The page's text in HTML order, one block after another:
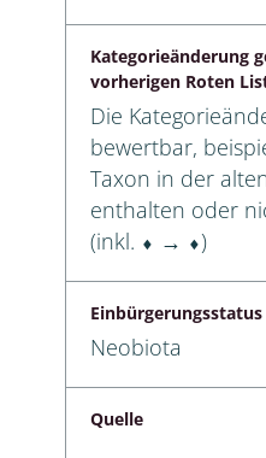
Kategorieänderung
vorherigen Roten
Die
bewertbar,
Taxon in der
enthalten oder
(inkl. ⬧ → ⬧)
Einbürgerungsstatus
Neobiota
Quelle